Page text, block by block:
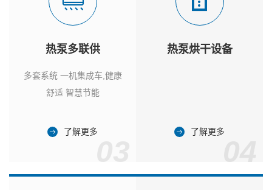
热泵多联供
多套系统 一机集成车,健康
舒适 智慧节能
了解更多
热泵烘干设备
了解更多